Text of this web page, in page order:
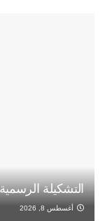
التشكيلة
أغسطس 8, 2026